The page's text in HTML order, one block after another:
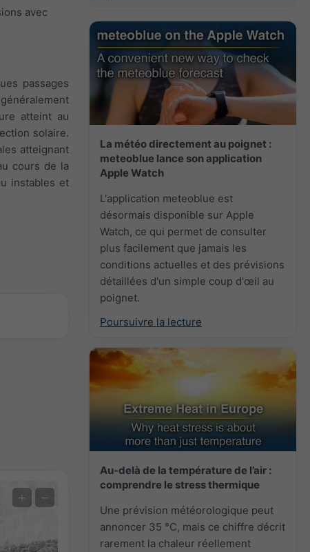
La météo directement au poignet :
meteoblue lance son application
Apple Watch
L'application meteoblue est
désormais disponible sur Apple
Watch, ce qui permet de consulter
plus facilement que jamais les
conditions actuelles et des prévisions
détaillées d'un simple coup d'œil au
poignet.
Poursuivre la lecture
Au-delà de la température de l’air :
comprendre le stress thermique
Une prévision météorologique peut
annoncer 35 °C, mais ce chiffre décrit
rarement la chaleur réellement
avec
passages
atteint au
solaire.
atteignant
cours de la
instables et
Mesures de la température
Auto (NEMSGLOBAL Global)
Prévision des extrêmes
+ −